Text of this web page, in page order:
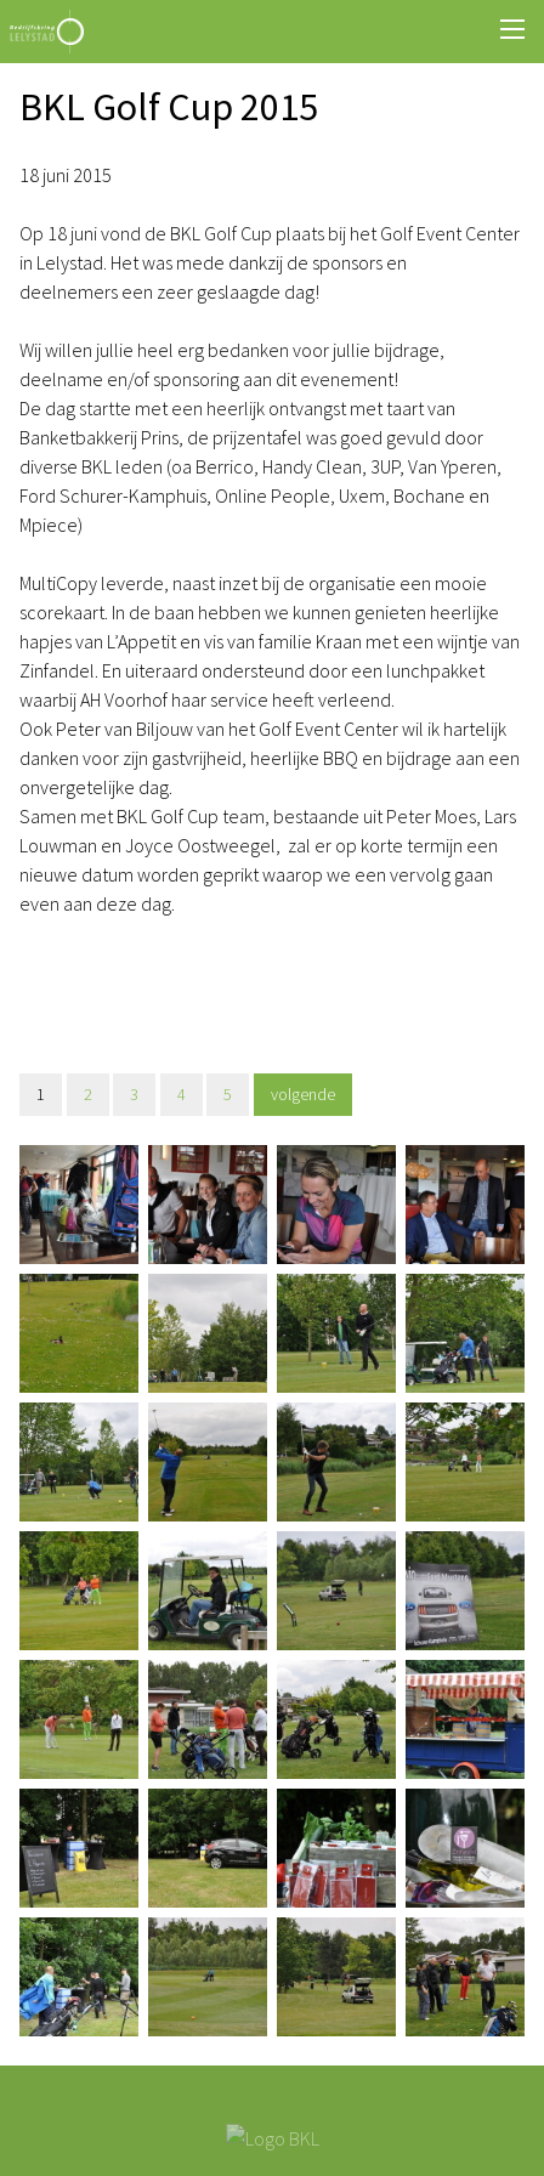
BKL Golf Cup 2015
18 juni 2015
Op 18 juni vond de BKL Golf Cup plaats bij het Golf Event Center
in Lelystad. Het was mede dankzij de sponsors en
deelnemers een zeer geslaagde dag!
Wij willen jullie heel erg bedanken voor jullie bijdrage,
deelname en/of sponsoring aan dit evenement!
De dag startte met een heerlijk ontvangst met taart van
Banketbakkerij Prins, de prijzentafel was goed gevuld door
diverse BKL leden (oa Berrico, Handy Clean, 3UP, Van Yperen,
Ford Schurer-Kamphuis, Online People, Uxem, Bochane en
Mpiece)
MultiCopy leverde, naast inzet bij de organisatie een mooie
scorekaart. In de baan hebben we kunnen genieten heerlijke
hapjes van L’Appetit en vis van familie Kraan met een wijntje van
Zinfandel. En uiteraard ondersteund door een lunchpakket
waarbij AH Voorhof haar service heeft verleend.
Ook Peter van Biljouw van het Golf Event Center wil ik hartelijk
danken voor zijn gastvrijheid, heerlijke BBQ en bijdrage aan een
onvergetelijke dag.
Samen met BKL Golf Cup team, bestaande uit Peter Moes, Lars
Louwman en Joyce Oostweegel, zal er op korte termijn een
nieuwe datum worden geprikt waarop we een vervolg gaan
even aan deze dag.
1 2 3 4 5 volgende